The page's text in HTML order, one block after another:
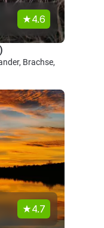
4.6
Brachse,
4.7